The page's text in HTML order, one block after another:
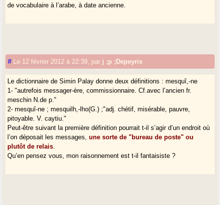
de vocabulaire à l’arabe, à date ancienne.
# Le 12 février 2012 à 22:39 par j ;p ;Depeyris
Le dictionnaire de Simin Palay donne deux définitions : mesquî,-ne
1- "autrefois messager-ère, commissionnaire. Cf.avec l’ancien fr.
meschin N.de p."
2- mesquî-ne ; mesquilh,-lho(G.) ;"adj. chétif, misérable, pauvre,
pitoyable. V. caytiu."
Peut-être suivant la première définition pourrait t-il s’agir d’un endroit où
l’on déposait les messages,une sorte de "bureau de poste" ou
plutôt de relais
Qu’en pensez vous, mon raisonnement est t-il fantaisiste ?